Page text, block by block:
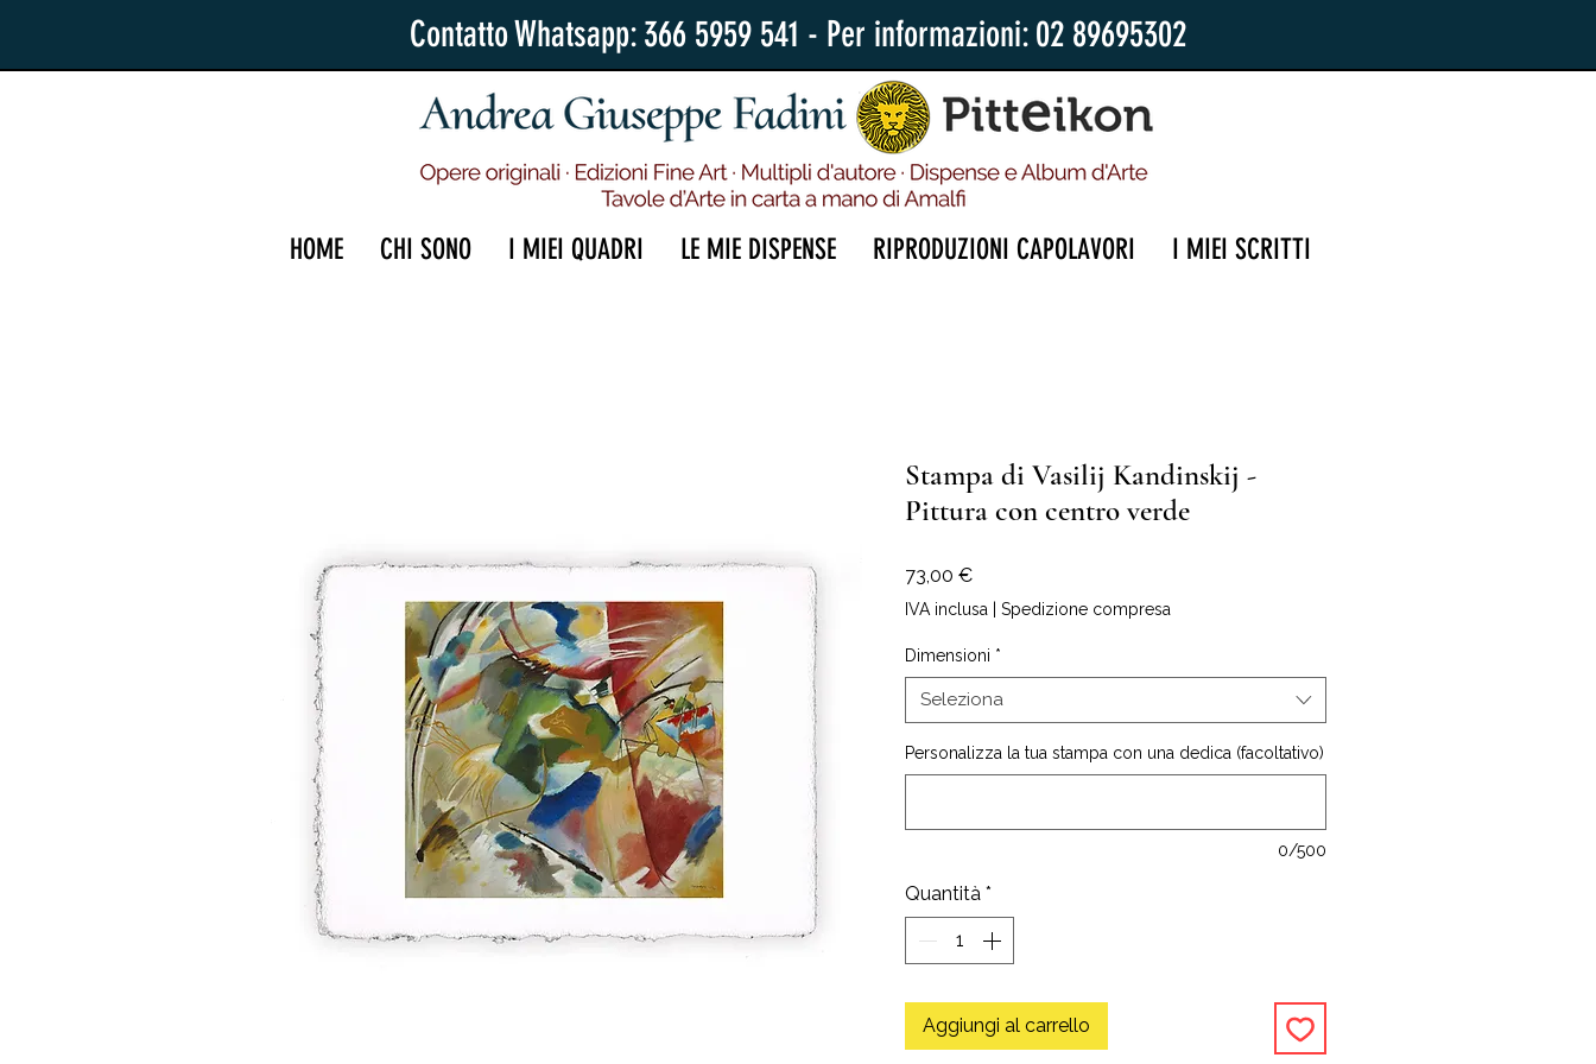
Contatto Whatsapp: 366 5959 541 - Per informazioni: 02 89695302
HOME CHI SONO I MIEI QUADRI LE MIE DISPENSE RIPRODUZIONI CAPOLAVORI I MIEI SCRITTI
Stampa di Vasilij Kandinskij -
Pittura con centro verde
73,00 €Prezzo
IVA inclusa Spedizione compresa
Dimensioni *
Seleziona
Personalizza la tua stampa con una dedica (facoltativo)
0/500
Quantità *
Aggiungi al carrello